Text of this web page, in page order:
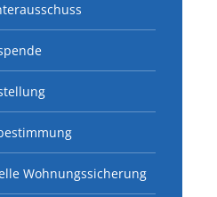
Wohnungssicherung